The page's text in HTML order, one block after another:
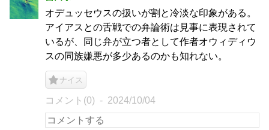
オデュッセウスの扱いが割と冷淡な印象がある。
アイアスとの舌戦での弁論術は見事に表現されて
いるが、同じ弁が立つ者として作者オウィディウ
スの同族嫌悪が多少あるのかも知れない。
ナイス
コメント(0) 2024/10/04